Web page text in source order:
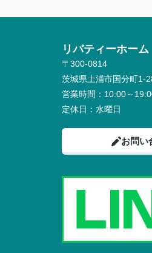
リバティーホーム
〒300-0814
茨城県土浦市国分町1-
営業時間： 10:00～
定休日： 水曜日
お問い